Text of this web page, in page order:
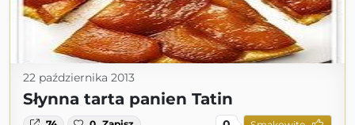
22 października 2013
Słynna tarta panien Tatin